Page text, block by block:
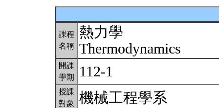
課程
名稱
熱力學
Thermodynamics
開課
學期
112-1
授課
對象
機械工程學系